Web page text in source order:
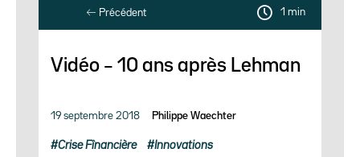
Précédent 1 min
Vidéo – 10 ans après Lehman
19 septembre 2018 Philippe Waechter
Crise Fînancière Innovations